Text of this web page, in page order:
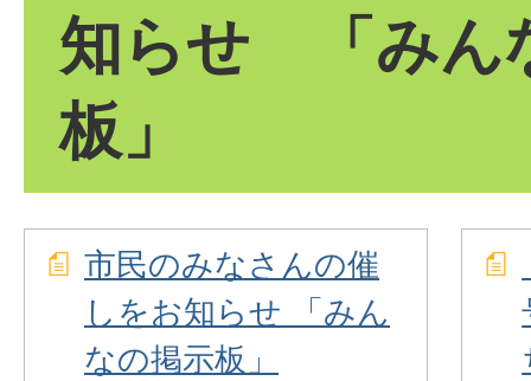
知らせ 「みん
板」
市民のみなさんの催
しをお知らせ 「みん
なの掲示板」